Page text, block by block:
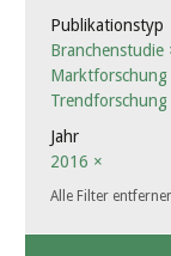
Publikationstyp
Branchenstudie
Marktforschung
Trendforschung
Jahr
2016 ×
Alle Filter